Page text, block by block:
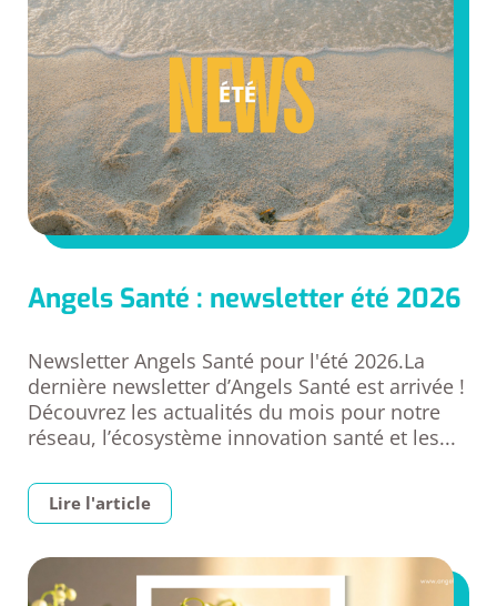
Angels Santé : newsletter été 2026
Newsletter Angels Santé pour l'été 2026.La
dernière newsletter d’Angels Santé est arrivée !
Découvrez les actualités du mois pour notre
réseau, l’écosystème innovation santé et les...
Lire l'article